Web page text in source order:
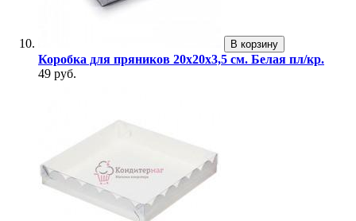
В корзину
Коробка для пряников 20х20х3,5 см. Белая пл/кр.
49 руб.